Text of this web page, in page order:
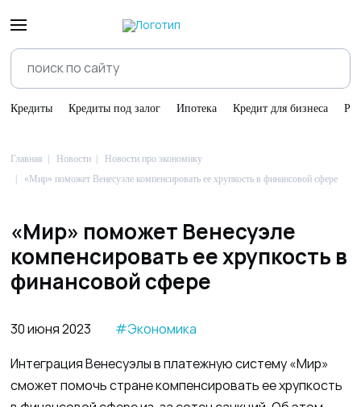
Кредиты Кредиты под залог Ипотека Кредит для бизнеса
Главная Новости
Новости про экономику
«Мир» поможет Венесуэле компенсировать ее хрупкость в финансовой сфере
«Мир» поможет Венесуэле
компенсировать ее хрупкость в
финансовой сфере
30 июня 2023 #Экономика
Интеграция Венесуэлы в платежную систему «Мир»
сможет помочь стране компенсировать ее хрупкость